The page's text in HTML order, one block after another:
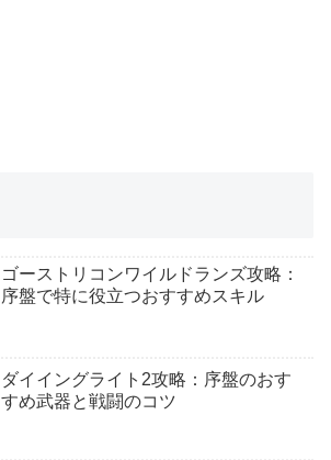
ゴーストリコンワイルドランズ攻略：
序盤で特に役立つおすすめスキル
ダイイングライト2攻略：序盤のおす
すめ武器と戦闘のコツ